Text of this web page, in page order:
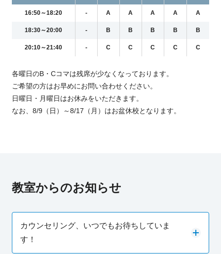
16:50～18:20 - A A A A A
18:30～20:00 - B B B B B
20:10～21:40 - C C C C C
各曜日のB・Cコマは残席が少なくなっております。
ご希望の方はお早めにお問い合わせください。
日曜日・月曜日はお休みをいただきます。
なお、8/9（日）～8/17（月）はお盆休校となります。
教室からのお知らせ
カウンセリング、いつでもお待ちしていま
す！